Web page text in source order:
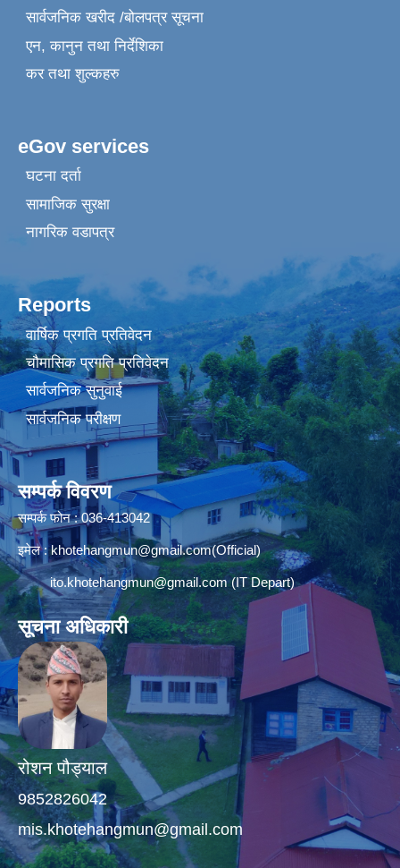
सार्वजनिक खरीद /बोलपत्र सूचना
एन, कानुन तथा निर्देशिका
कर तथा शुल्कहरु
eGov services
घटना दर्ता
सामाजिक सुरक्षा
नागरिक वडापत्र
Reports
वार्षिक प्रगति प्रतिवेदन
चौमासिक प्रगति प्रतिवेदन
सार्वजनिक सुनुवाई
सार्वजनिक परीक्षण
सम्पर्क विवरण
सम्पर्क फोन : 036-413042
इमेल :khotehangmun@gmail.com(Official)
ito.khotehangmun@gmail.com(IT Depart)
सूचना अधिकारी
रोशन पौड्याल
9852826042
mis.khotehangmun@gmail.com